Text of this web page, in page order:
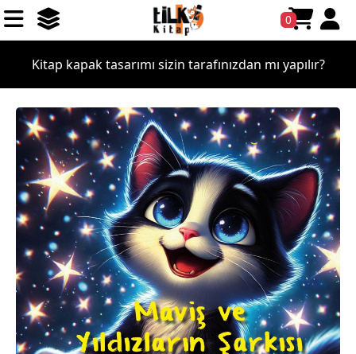
0
Kitap kapak tasarımı sizin tarafınızdan mı yapılır?